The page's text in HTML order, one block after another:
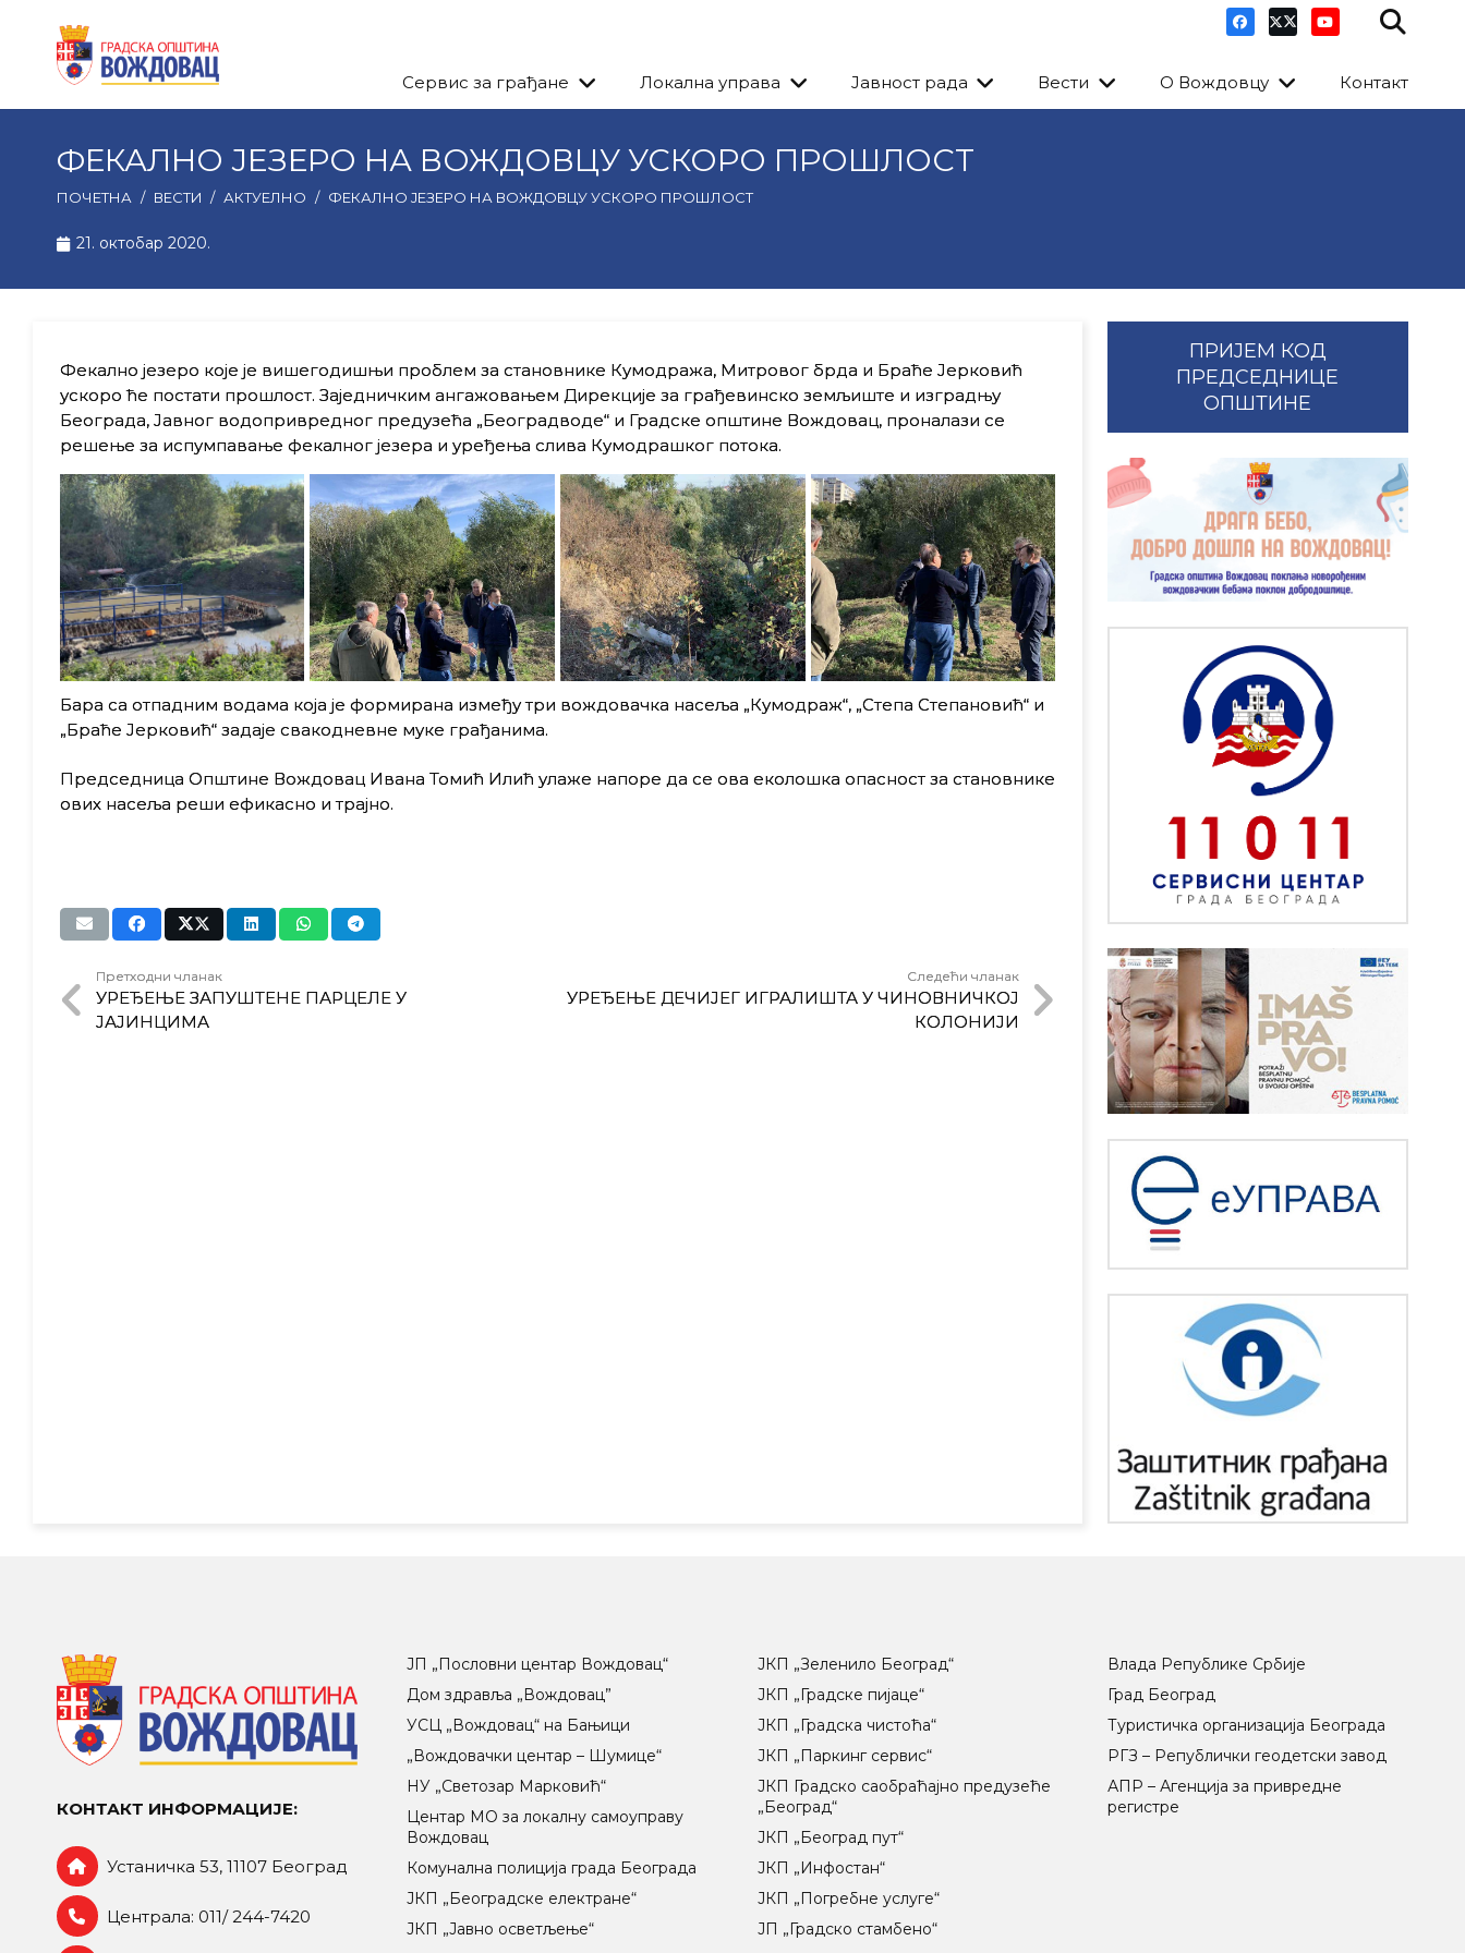
Сервис за грађане Локална управа Јавност рада Вести О Вождовцу Контакт
ФЕКАЛНО ЈЕЗЕРО НА ВОЖДОВЦУ УСКОРО ПРОШЛОСТ
ПОЧЕТНА / ВЕСТИ / АКТУЕЛНО / ФЕКАЛНО ЈЕЗЕРО НА ВОЖДОВЦУ УСКОРО ПРОШЛОСТ
21. октобар 2020.
Фекално језеро које је вишегодишњи проблем за становнике Кумодража, Митровог брда и Браће Јерковић
ускоро ће постати прошлост. Заједничким ангажовањем Дирекције за грађевинско земљиште и изградњу
Београда, Јавног водопривредног предузећа „Београдводе“ и Градске општине Вождовац, проналази се
решење за испумпавање фекалног језера и уређења слива Кумодрашког потока.
Бара са отпадним водама која је формирана између три вождовачка насеља „Кумодраж“, „Степа Степановић“ и
„Браће Јерковић“ задаје свакодневне муке грађанима.
Председница Општине Вождовац Ивана Томић Илић улаже напоре да се ова еколошка опасност за становнике
ових насеља реши ефикасно и трајно.
Претходни чланак
УРЕЂЕЊЕ ЗАПУШТЕНЕ ПАРЦЕЛЕ У
ЈАЈИНЦИМА
Следећи чланак
УРЕЂЕЊЕ ДЕЧИЈЕГ ИГРАЛИШТА У ЧИНОВНИЧКОЈ
КОЛОНИЈИ
ПРИЈЕМ КОД
ПРЕДСЕДНИЦЕ
ОПШТИНЕ
КОНТАКТ ИНФОРМАЦИЈЕ:
Устаничка 53, 11107 Београд
Централа: 011/ 244-7420
ЈП „Пословни центар Вождовац“
Дом здравља „Вождовац”
УСЦ „Вождовац“ на Бањици
„Вождовачки центар – Шумице“
НУ „Светозар Марковић“
Центар МO за локалну самоуправу
Вождовац
Комунална полиција града Београда
ЈКП „Београдске електране“
ЈКП „Јавно осветљење“
ЈКП „Зеленило Београд“
ЈКП „Градске пијаце“
ЈКП „Градска чистоћа“
ЈКП „Паркинг сервис“
ЈКП Градско саобраћајно предузеће
„Београд“
ЈКП „Београд пут“
ЈКП „Инфостан“
ЈКП „Погребне услуге“
ЈП „Градско стамбено“
Влада Републике Србије
Град Београд
Туристичка организација Београда
РГЗ – Републички геодетски завод
АПР – Агенција за привредне
регистре